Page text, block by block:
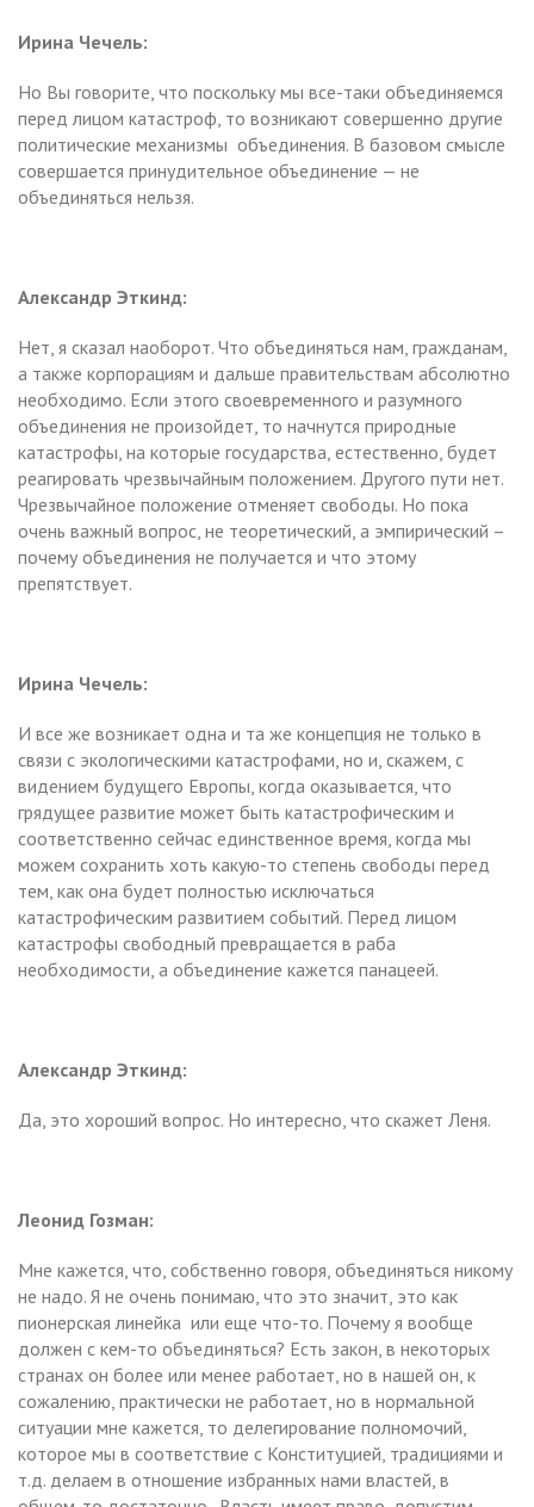
Ирина Чечель:
Но Вы говорите, что поскольку мы все-таки объединяемся
перед лицом катастроф, то возникают совершенно другие
политические механизмы объединения. В базовом смысле
совершается принудительное объединение — не
объединяться нельзя.
Александр Эткинд:
Нет, я сказал наоборот. Что объединяться нам, гражданам,
а также корпорациям и дальше правительствам абсолютно
необходимо. Если этого своевременного и разумного
объединения не произойдет, то начнутся природные
катастрофы, на которые государства, естественно, будет
реагировать чрезвычайным положением. Другого пути нет.
Чрезвычайное положение отменяет свободы. Но пока
очень важный вопрос, не теоретический, а эмпирический –
почему объединения не получается и что этому
препятствует.
Ирина Чечель:
И все же возникает одна и та же концепция не только в
связи с экологическими катастрофами, но и, скажем, с
видением будущего Европы, когда оказывается, что
грядущее развитие может быть катастрофическим и
соответственно сейчас единственное время, когда мы
можем сохранить хоть какую-то степень свободы перед
тем, как она будет полностью исключаться
катастрофическим развитием событий. Перед лицом
катастрофы свободный превращается в раба
необходимости, а объединение кажется панацеей.
Александр Эткинд:
Да, это хороший вопрос. Но интересно, что скажет Леня.
Леонид Гозман:
Мне кажется, что, собственно говоря, объединяться никому
не надо. Я не очень понимаю, что это значит, это как
пионерская линейка или еще что-то. Почему я вообще
должен с кем-то объединяться? Есть закон, в некоторых
странах он более или менее работает, но в нашей он, к
сожалению, практически не работает, но в нормальной
ситуации мне кажется, то делегирование полномочий,
которое мы в соответствие с Конституцией, традициями и
т.д. делаем в отношение избранных нами властей, в